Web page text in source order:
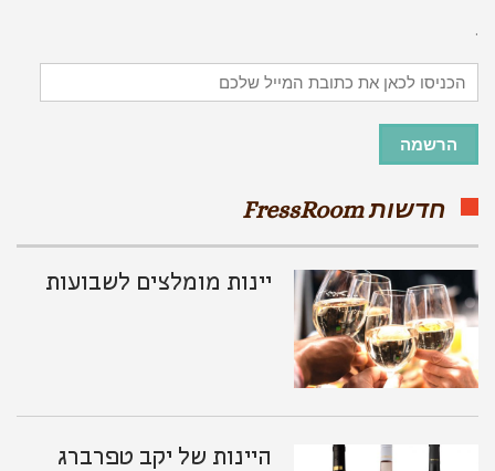
.
לכאן
את
כתובת
המייל
הרשמה
חדשות FressRoom
יינות מומלצים לשבועות
היינות של יקב טפרברג